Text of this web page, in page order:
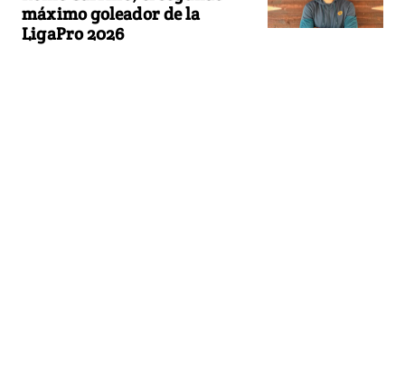
máximo goleador de la
LigaPro 2026